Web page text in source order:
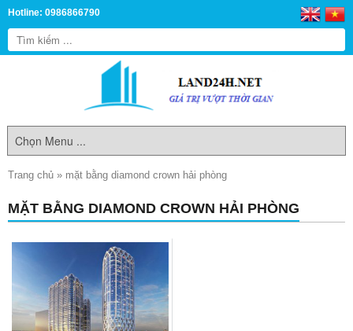
Hotline: 0986866790
Trang chủ » mặt bằng diamond crown hải phòng
MẶT BẰNG DIAMOND CROWN HẢI PHÒNG